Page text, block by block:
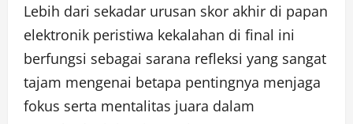
Lebih dari sekadar urusan skor akhir di papan
elektronik peristiwa kekalahan di final ini
berfungsi sebagai sarana refleksi yang sangat
tajam mengenai betapa pentingnya menjaga
fokus serta mentalitas juara dalam